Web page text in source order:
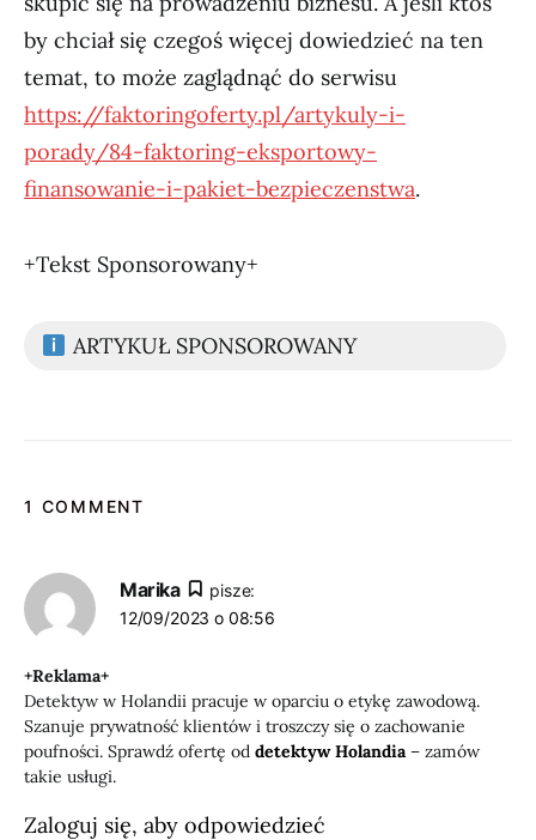
by chciał się czegoś więcej dowiedzieć na ten
temat, to może zaglądnąć do serwisu
https://faktoringoferty.pl/artykuly-i-
porady/84-faktoring-eksportowy-
finansowanie-i-pakiet-bezpieczenstwa.
+Tekst Sponsorowany+
ARTYKUŁ SPONSOROWANY
1 COMMENT
Marika
pisze:
12/09/2023 o 08:56
+Reklama+
Detektyw w Holandii pracuje w oparciu o etykę zawodową.
Szanuje prywatność klientów i troszczy się o zachowanie
poufności. Sprawdź ofertę od detektyw Holandia– zamów
takie usługi.
Zaloguj się, aby odpowiedzieć